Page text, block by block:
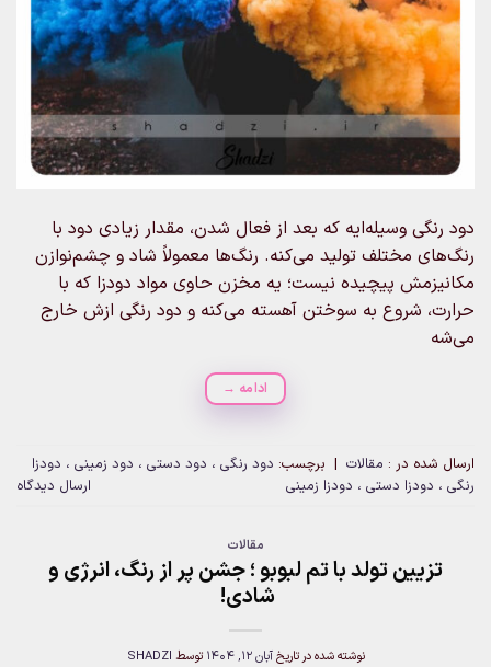
دود رنگی وسیله‌ایه که بعد از فعال شدن، مقدار زیادی دود با
رنگ‌های مختلف تولید می‌کنه. رنگ‌ها معمولاً شاد و چشم‌نوازن
مکانیزمش پیچیده نیست؛ یه مخزن حاوی مواد دودزا که با
حرارت، شروع به سوختن آهسته می‌کنه و دود رنگی ازش خارج
می‌شه
ادامه →
ارسال شده در : مقالات | برچسب: دود رنگی ، دود دستی ، دود زمینی ، دودزا
رنگی ، دودزا دستی ، دودزا زمینی
ارسال دیدگاه
مقالات
تزیین تولد با تم لبوبو ؛ جشن پر از رنگ، انرژی و
شادی!
نوشته شده در تاریخآبان 12, 1404 توسط SHADZI